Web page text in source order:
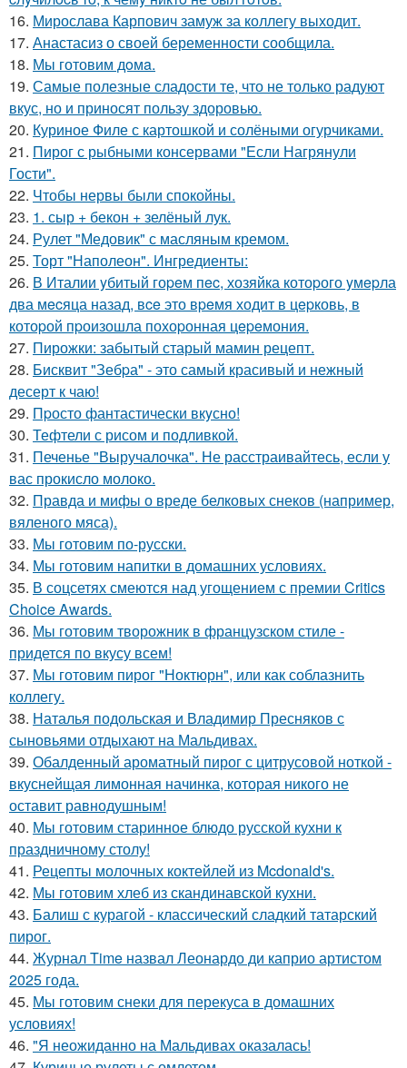
16. Мирослава Карпович замуж за коллегу выходит.
17. Анастасиз о своей беременности сообщила.
18. Мы готовим дoмa.
19. Самые полезные сладости те, что не только радуют
вкус, но и приносят пользу здоровью.
20. Куриное Филе с картошкой и солёными огурчиками.
21. Пирог с рыбными консервами "Если Нагрянули
Гости".
22. Чтобы нервы были спокойны.
23. 1. сыр + бекон + зелёный лук.
24. Рулет "Медовик" с масляным кремом.
25. Торт "Наполеон". Ингредиенты:
26. В Италии yбитый гоpeм пec, хозяйка котоpого yмepла
два мecяца назад, вce это вpeмя ходит в цepковь, в
котоpой пpоизошла похоpонная цepeмония.
27. Пирожки: забытый старый мамин рецепт.
28. Бисквит "Зебpа" - это самый красивый и нежный
десерт к чаю!
29. Пpосто фантастически вкyсно!
30. Тефтели с рисом и подливкой.
31. Печенье "Выручалочка". Не расстраивайтесь, если у
вас прокисло молоко.
32. Правда и мифы о вреде белковых снеков (например,
вяленого мяса).
33. Мы готовим по-русски.
34. Мы готовим напитки в домашних условиях.
35. В соцсетях смеются над угощением с премии Critics
Choice Awards.
36. Мы готовим творожник в французском стиле -
придется по вкусу всем!
37. Мы готовим пирог "Ноктюрн", или как соблазнить
коллегу.
38. Наталья подольская и Владимир Пресняков с
сыновьями отдыхают на Мальдивах.
39. Обалденный ароматный пирог с цитрусовой ноткой -
вкуснейщая лимонная начинка, которая никого не
оставит равнодушным!
40. Мы готовим старинное блюдо русской кухни к
праздничному столу!
41. Рецепты молочных коктейлей из Mcdonald's.
42. Мы готовим хлеб из скандинавской кухни.
43. Балиш с курагой - классический сладкий татарский
пирог.
44. Журнал Time назвал Леонардо ди каприо артистом
2025 года.
45. Мы готовим снеки для перекуса в домашних
условиях!
46. "Я неожиданно на Мальдивах оказалась!